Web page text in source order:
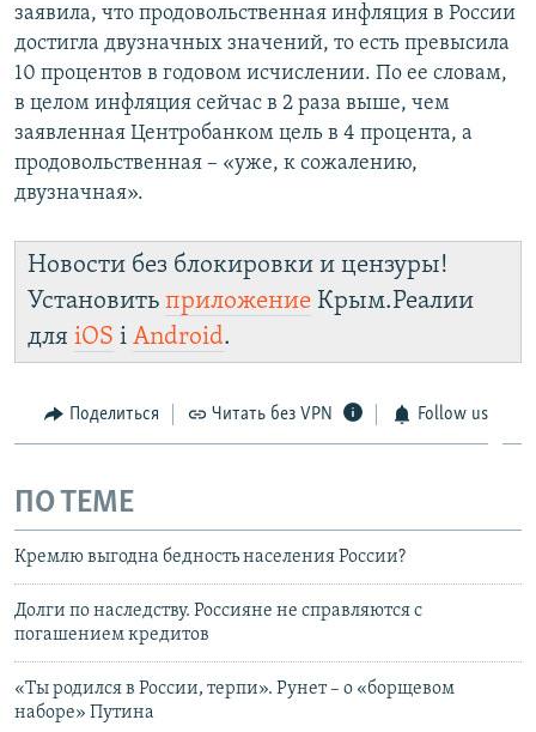
заявила, что продовольственная инфляция в России
достигла двузначных значений, то есть превысила
10 процентов в годовом исчислении. По ее словам,
в целом инфляция сейчас в 2 раза выше, чем
заявленная Центробанком цель в 4 процента, а
продовольственная – «уже, к сожалению,
двузначная».
Новости без блокировки и цензуры!
Установить приложение Крым.Реалии
для iOS і Android.
Поделиться Читать без VPN Follow us
ПО ТЕМЕ
Кремлю выгодна бедность населения России?
Долги по наследству. Россияне не справляются с
погашением кредитов
«Ты родился в России, терпи». Рунет – о «борщевом
наборе» Путина